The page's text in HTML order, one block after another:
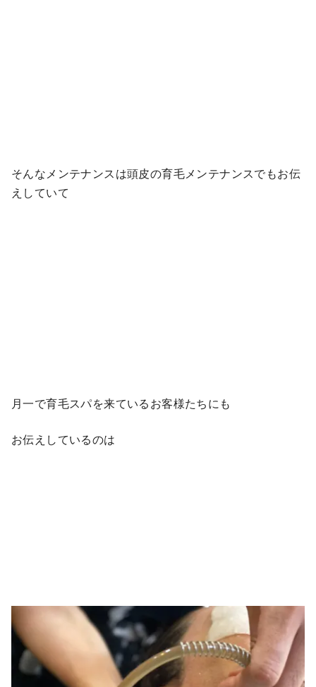
そんなメンテナンスは頭皮の育毛メンテナンスでもお伝
えしていて
月一で育毛スパを来ているお客様たちにも
お伝えしているのは